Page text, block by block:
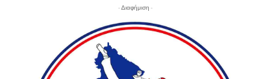
- Διαφήμιση -